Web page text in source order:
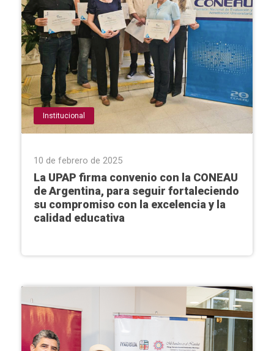
Institucional
10 de febrero de 2025
La UPAP firma convenio con la CONEAU
de Argentina, para seguir fortaleciendo
su compromiso con la excelencia y la
calidad educativa